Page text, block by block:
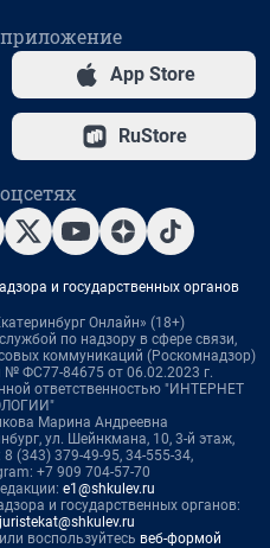
App Store
RuStore
и государственных органов
Онлайн» (18+)
по надзору в сфере связи,
коммуникаций (Роскомнадзор)
№ ФС77-84675 от 06.02.2023 г.
ответственностью "ИНТЕРНЕТ
Марина Андреевна
ул. Шейнкмана, 10, 3-й этаж,
(343) 379-49-95, 34-555-34,
+7 909 704-57-70
e1@shkulev.ru
и государственных органов:
juristekat@shkulev.ru
или воспользуйтесь веб-формой